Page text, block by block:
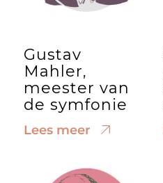
Gustav
Mahler,
meester van
de symfonie
Lees meer